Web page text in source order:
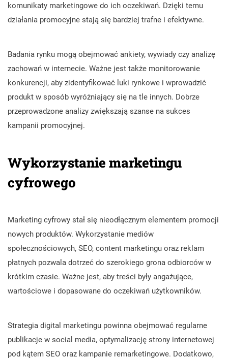
komunikaty marketingowe do ich oczekiwań. Dzięki temu
działania promocyjne stają się bardziej trafne i efektywne.
Badania rynku mogą obejmować ankiety, wywiady czy analizę
zachowań w internecie. Ważne jest także monitorowanie
konkurencji, aby zidentyfikować luki rynkowe i wprowadzić
produkt w sposób wyróżniający się na tle innych. Dobrze
przeprowadzone analizy zwiększają szanse na sukces
kampanii promocyjnej.
Wykorzystanie marketingu
cyfrowego
Marketing cyfrowy stał się nieodłącznym elementem promocji
nowych produktów. Wykorzystanie mediów
społecznościowych, SEO, content marketingu oraz reklam
płatnych pozwala dotrzeć do szerokiego grona odbiorców w
krótkim czasie. Ważne jest, aby treści były angażujące,
wartościowe i dopasowane do oczekiwań użytkowników.
Strategia digital marketingu powinna obejmować regularne
publikacje w social media, optymalizację strony internetowej
pod kątem SEO oraz kampanie remarketingowe. Dodatkowo,